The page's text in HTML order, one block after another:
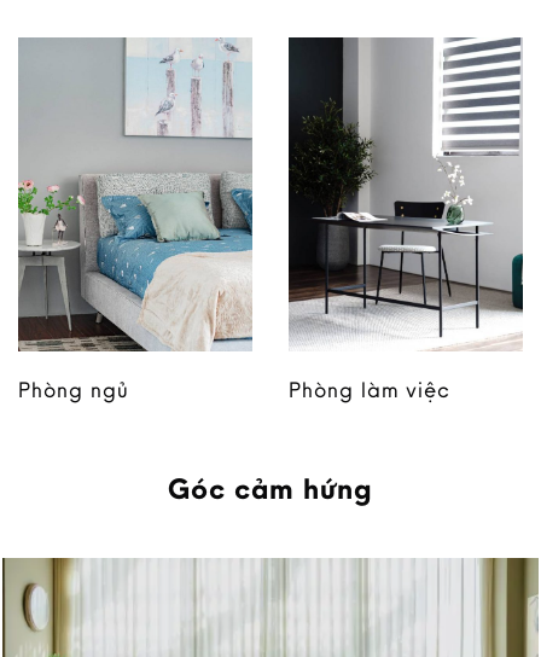
Phòng ngủ Phòng làm việc
Góc cảm hứng